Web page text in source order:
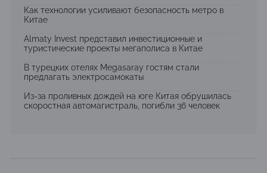
Как технологии усиливают безопасность метро в
Китае
Almaty Invest представил инвестиционные и
туристические проекты мегаполиса в Китае
В турецких отелях Megasaray гостям стали
предлагать электросамокаты
Из-за проливных дождей на юге Китая обрушилась
скоростная автомагистраль, погибли 36 человек